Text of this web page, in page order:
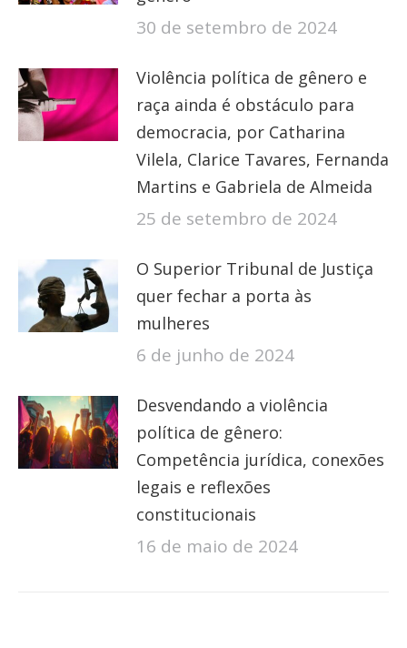
30 de setembro de 2024
Violência política de gênero e
raça ainda é obstáculo para
democracia, por Catharina
Vilela, Clarice Tavares, Fernanda
Martins e Gabriela de Almeida
25 de setembro de 2024
O Superior Tribunal de Justiça
quer fechar a porta às
mulheres
6 de junho de 2024
Desvendando a violência
política de gênero:
Competência jurídica, conexões
legais e reflexões
constitucionais
16 de maio de 2024